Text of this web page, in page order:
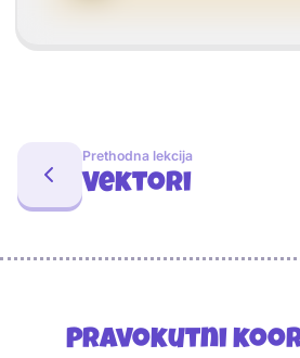
Prethodna lekcija
Vektori
Pravokutni